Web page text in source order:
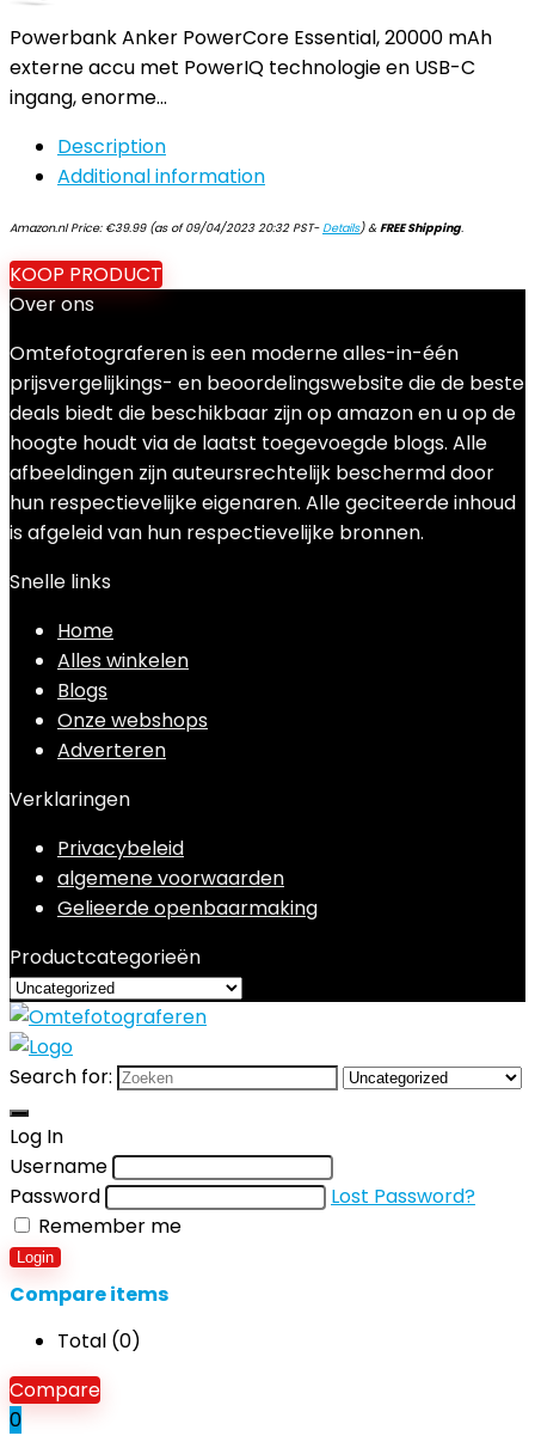
Powerbank Anker PowerCore Essential, 20000 mAh
externe accu met PowerIQ technologie en USB-C
ingang, enorme…
Description
Additional information
Amazon.nl Price: €39.99(as of 09/04/2023 20:32 PST-Details)&FREE Shipping.
KOOP PRODUCT
Over ons
Omtefotograferen is een moderne alles-in-één
prijsvergelijkings- en beoordelingswebsite die de beste
deals biedt die beschikbaar zijn op amazon en u op de
hoogte houdt via de laatst toegevoegde blogs. Alle
afbeeldingen zijn auteursrechtelijk beschermd door
hun respectievelijke eigenaren. Alle geciteerde inhoud
is afgeleid van hun respectievelijke bronnen.
Snelle links
Home
Alles winkelen
Blogs
Onze webshops
Adverteren
Verklaringen
Privacybeleid
algemene voorwaarden
Gelieerde openbaarmaking
Productcategorieën
Search for:
Log In
Username
Password
Lost Password?
Remember me
Login
Compare items
Total (0)
Compare
0